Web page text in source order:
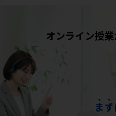
オンライン授業
まず